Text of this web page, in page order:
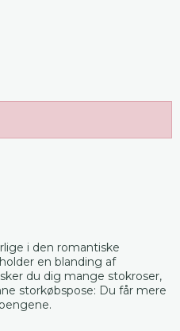
i den romantiske
en blanding af
du dig mange stokroser,
storkøbspose: Du får mere